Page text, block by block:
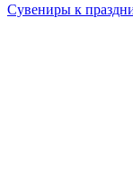
Сувениры к